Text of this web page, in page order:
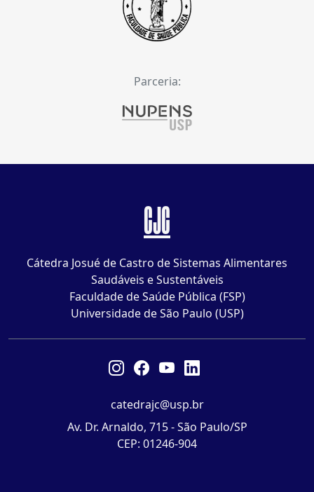
Parceria:
CJC
Cátedra Josué de Castro de Sistemas Alimentares
Saudáveis e Sustentáveis
Faculdade de Saúde Pública (FSP)
Universidade de São Paulo (USP)
catedrajc@usp.br
Av. Dr. Arnaldo, 715 - São Paulo/SP
CEP: 01246-904